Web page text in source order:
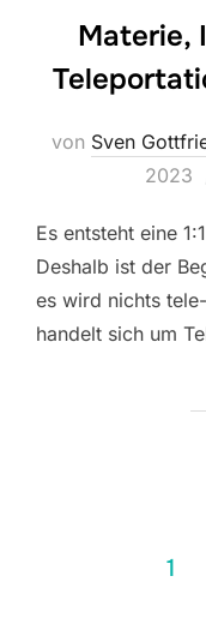
Materie,
von Sven
2023
Es entsteht eine
Deshalb ist der
es wird nichts
handelt sich um
1